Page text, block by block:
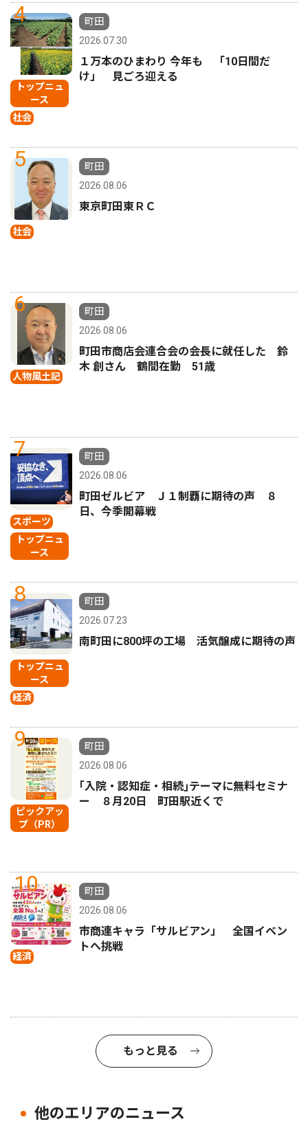
4
トップニュ
ース
社会
町田
2026.07.30
１万本のひまわり 今年も 「10日間だ
け」 見ごろ迎える
5
社会
町田
2026.08.06
東京町田東ＲＣ
6
人物風土記
町田
2026.08.06
町田市商店会連合会の会長に就任した 鈴
木 創さん 鶴間在勤 51歳
7
スポーツ
トップニュ
ース
町田
2026.08.06
町田ゼルビア Ｊ１制覇に期待の声 ８
日、今季開幕戦
8
トップニュ
ース
経済
町田
2026.07.23
南町田に800坪の工場 活気醸成に期待の声
9
ピックアッ
プ（PR）
町田
2026.08.06
｢入院・認知症・相続｣テーマに無料セミナ
ー ８月20日 町田駅近くで
10
経済
町田
2026.08.06
市商連キャラ「サルビアン」 全国イベン
トへ挑戦
もっと見る
他のエリアのニュース